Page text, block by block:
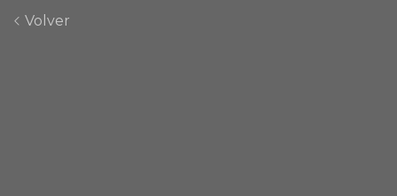
Volver